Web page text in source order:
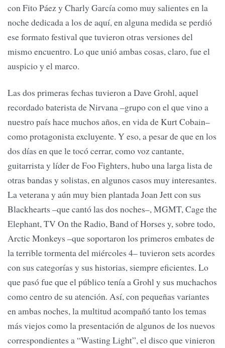
con Fito Páez y Charly García como muy salientes en la
noche dedicada a los de aquí, en alguna medida se perdió
ese formato festival que tuvieron otras versiones del
mismo encuentro. Lo que unió ambas cosas, claro, fue el
auspicio y el marco.
Las dos primeras fechas tuvieron a Dave Grohl, aquel
recordado baterista de Nirvana –grupo con el que vino a
nuestro país hace muchos años, en vida de Kurt Cobain–
como protagonista excluyente. Y eso, a pesar de que en los
dos días en que le tocó cerrar, como voz cantante,
guitarrista y líder de Foo Fighters, hubo una larga lista de
otras bandas y solistas, en algunos casos muy interesantes.
La veterana y aún muy bien plantada Joan Jett con sus
Blackhearts –que cantó las dos noches–, MGMT, Cage the
Elephant, TV On the Radio, Band of Horses y, sobre todo,
Arctic Monkeys –que soportaron los primeros embates de
la terrible tormenta del miércoles 4– tuvieron sets acordes
con sus categorías y sus historias, siempre eficientes. Lo
que pasó fue que el público tenía a Grohl y sus muchachos
como centro de su atención. Así, con pequeñas variantes
en ambas noches, la multitud acompañó tanto los temas
más viejos como la presentación de algunos de los nuevos
correspondientes a “Wasting Light”, el disco que vinieron